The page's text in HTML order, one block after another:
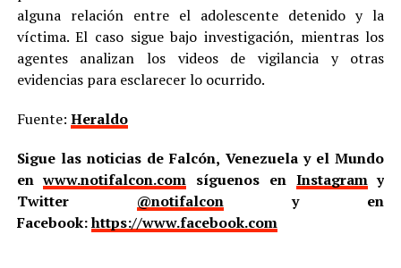
alguna relación entre el adolescente detenido y la
víctima. El caso sigue bajo investigación, mientras los
agentes analizan los videos de vigilancia y otras
evidencias para esclarecer lo ocurrido.
Fuente: Heraldo
Sigue las noticias de Falcón, Venezuela y el Mundo
enwww.notifalcon.com síguenos en Instagramy
Twitter @notifalcony en
Facebook:https://www.facebook.com